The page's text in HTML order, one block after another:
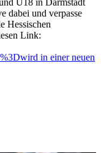
dabei und verpasse
Hessischen
Link:
wird in einer neuen